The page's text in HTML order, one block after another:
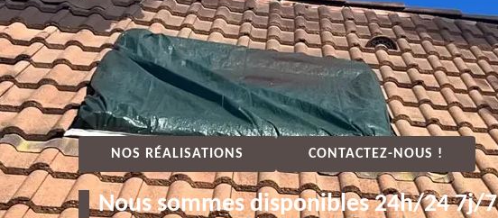
NOS RÉALISATIONS CONTACTEZ-NOUS !
Nous sommes disponibles 24h/24 7j/7